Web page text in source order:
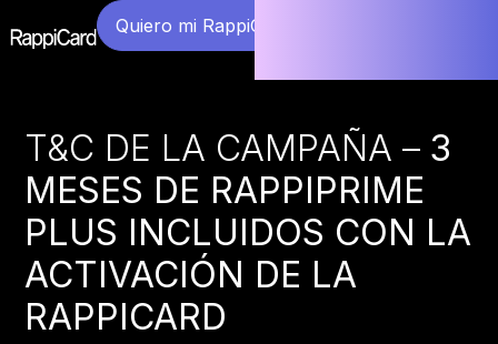
Quiero mi RappiCard
T&C DE LA CAMPAÑA – 3
MESES DE RAPPIPRIME
PLUS INCLUIDOS CON LA
ACTIVACIÓN DE LA
RAPPICARD